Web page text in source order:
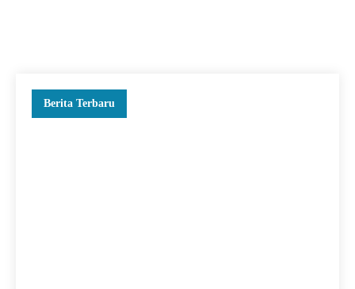
Berita Terbaru